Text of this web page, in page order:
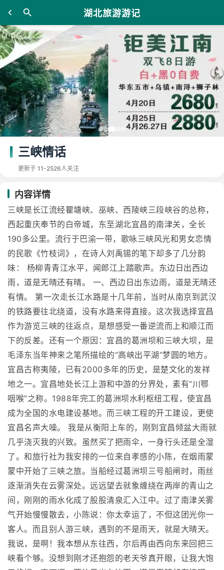
湖北旅游游记
三峡情话
更新于 11-2526人关注
内容详情
三峡是长江流经瞿塘峡、巫峡、西陵峡三段峡谷的总称，
西起重庆奉节的白帝城，东至湖北宜昌的南津关，全长
190多公里。流行于巴渝一带，歌咏三峡风光和男女恋情
的民歌《竹枝词》，在诗人刘禹锡的笔下却多了几分韵
味： 杨柳青青江水平，闻郎江上踏歌声。东边日出西边
雨，道是无晴还有晴。 一、西边日出东边雨，道是无晴还
有情。 第一次走长江水路是十几年前，当时从南京到武汉
的铁路要往北绕道，没有水路来得直接。这次我选择宜昌
作为游览三峡的往返点，是想感受一番逆流而上和顺江而
下的反差。还有一个原因：宜昌的葛洲坝和三峡大坝，是
毛泽东当年神来之笔所描绘的“高峡出平湖”梦圆的地方。
宜昌古称夷陵，已有2000多年的历史，是楚文化的发祥
地之一。宜昌地处长江上游和中游的分界处，素有“川鄂
咽喉”之称。1988年完工的葛洲坝水利枢纽工程，使宜昌
成为全国的水电建设基地。而三峡工程的开工建设，更使
宜昌名声大噪。 我是从衡阳上车的，刚到宜昌倾盆大雨就
几乎浇灭我的兴致。虽然买了把雨伞，一身行头还是全湿
了。和旅行社为我安排的一位来自孝感的小陈，在烟雨蒙
蒙中开始了三峡之旅。当船经过葛洲坝三号船闸时，雨丝
逐渐消失在云雾深处。远远望去就象缠绕在两岸的青山之
间，刚刚的雨水化成了股股清泉汇入江中。过了南津关雾
气开始慢慢散去，小陈说：你太幸运了，不但这团光你一
客人。而且别人游三峡，遇到的不是雨天，就是大晴天。
我说，是啊！我本想从东往西，尔后再由西向东来回把三
峡看个够。没想到刚才还抱怨的老天爷真开眼，让我大饱